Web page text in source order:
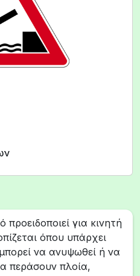
για κινητή
όπου υπάρχει
να ανυψωθεί ή να
περάσουν πλοία,